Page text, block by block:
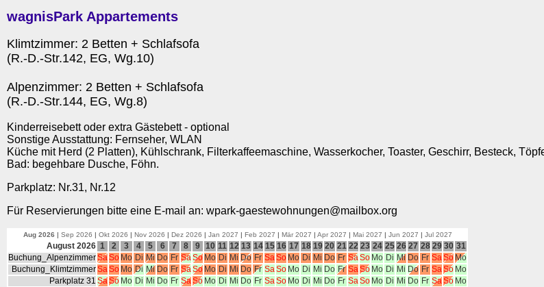
wagnisPark Appartements
Klimtzimmer: 2 Betten + Schlafsofa
(R.-D.-Str.142, EG, Wg.10)
Alpenzimmer: 2 Betten + Schlafsofa
(R.-D.-Str.144, EG, Wg.8)
Kinderreisebett oder extra Gästebett - optional
Sonstige Ausstattung: Fernseher, WLAN
Küche mit Herd (2 Platten), Kühlschrank, Filterkaffeemaschine, Wasserkocher, Toaster, Geschirr, Besteck,
Bad: begehbare Dusche, Föhn.
Parkplatz: Nr.31, Nr.12
Für Reservierungen bitte eine E-mail an: wpark-gaestewohnungen@mailbox.org
Aug 2026 Sep 2026 Okt 2026 Nov 2026 Dez 2026 Jan 2027 Feb 2027 Mär 2027 Apr 2027 Mai 2027 Jun 2027 Jul 2027
August 2026 1 2 3 4 5 6 7 8 9 10 11 12 13 14 15 16 17 18 19 20 21 22 23 24 25 26 27 28 29 30 31
Buchung_AlpenzimmerSaSo Mo Di Mi Do Fr SaSo Mo Di Mi Do Fr SaSo Mo Di Mi Do Fr SaSo Mo Di Mi Do Fr SaSo Mo
Buchung_KlimtzimmerSaSo Mo Di Mi Do Fr SaSo Mo Di Mi Do Fr SaSo Mo Di Mi Do Fr SaSo Mo Di Mi Do Fr SaSo Mo
Parkplatz 31 SaSo Mo Di Mi Do Fr SaSo Mo Di Mi Do Fr SaSo Mo Di Mi Do Fr SaSo Mo Di Mi Do Fr SaSo Mo